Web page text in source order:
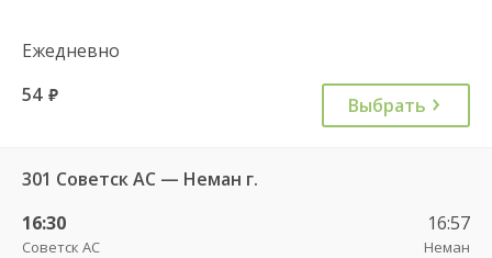
Ежедневно
54 руб. Выбрать
301 Советск АС — Неман г.
16:30
Советск АС
16:57
Неман